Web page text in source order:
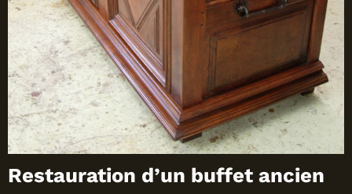
Restauration d’un buffet ancien